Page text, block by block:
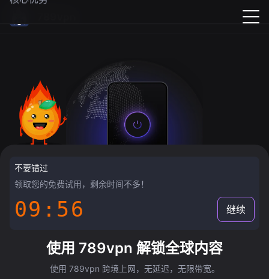
不要错过
领取您的免费试用，剩余时间不多！
09:55 继续
使用 789vpn 解锁全球内容
使用 789vpn 跨境上网，无延迟，无限带宽。